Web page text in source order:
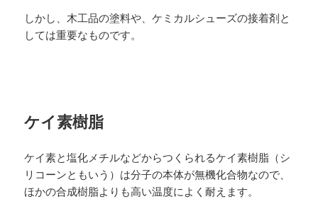
しかし、木工品の塗料や、ケミカルシューズの接着剤と
しては重要なものです。
ケイ素樹脂
ケイ素と塩化メチルなどからつくられるケイ素樹脂（シ
リコーンともいう）は分子の本体が無機化合物なので、
ほかの合成樹脂よりも高い温度によく耐えます。